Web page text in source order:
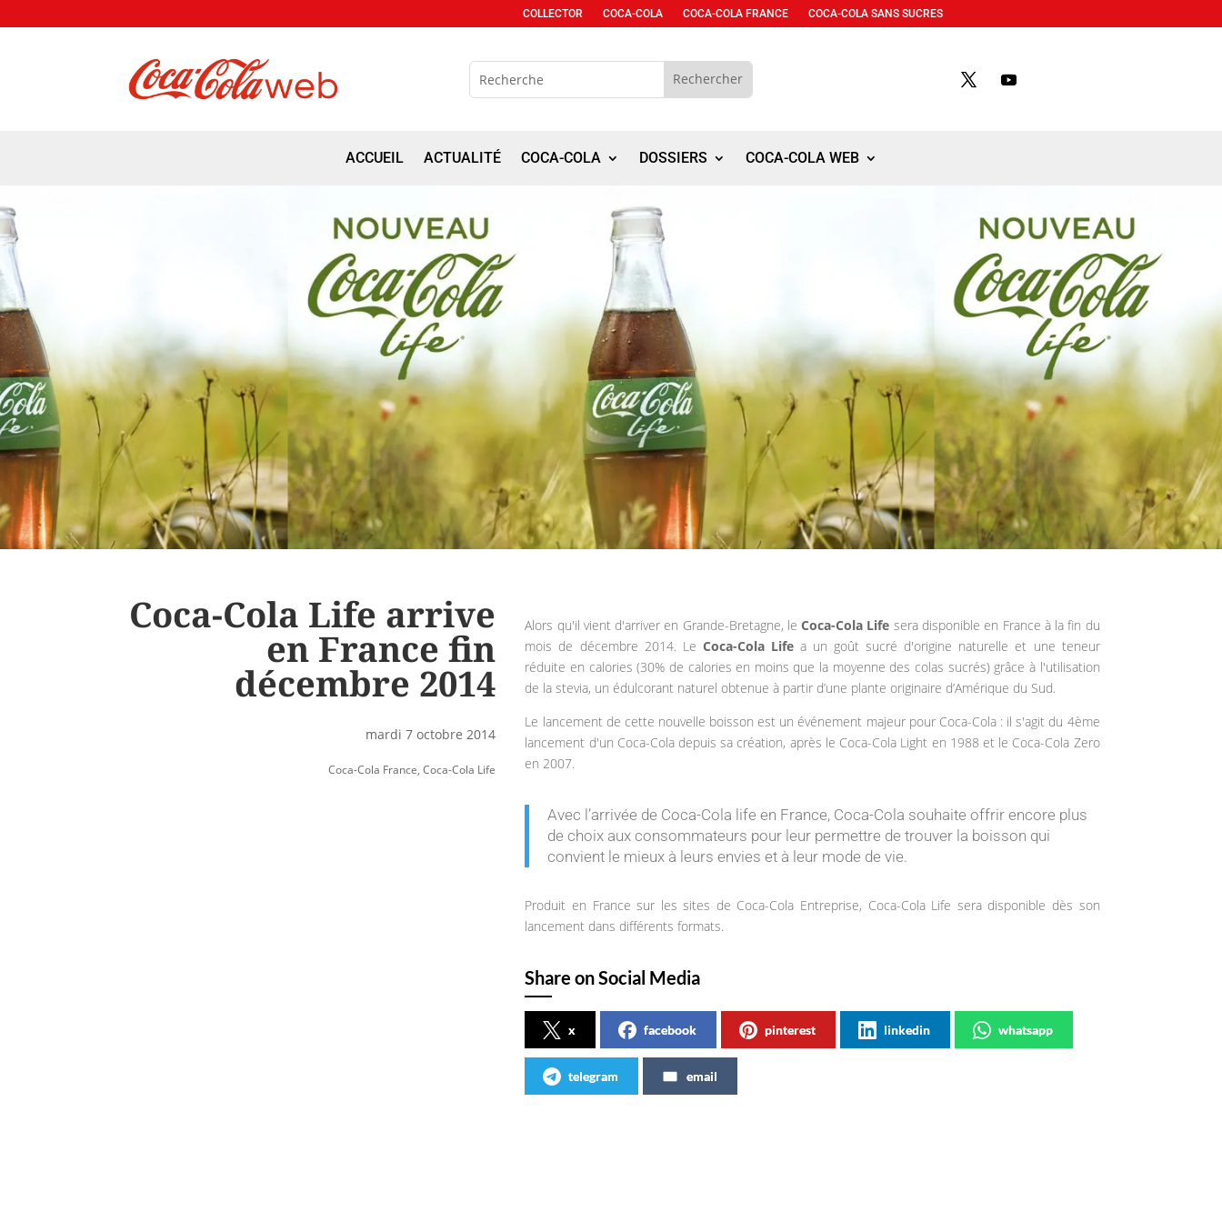
COLLECTOR COCA-COLA COCA-COLA FRANCE COCA-COLA SANS SUCRES
ACCUEIL ACTUALITÉ COCA-COLA DOSSIERS COCA-COLA WEB
Coca-Cola Life arrive
en France fin
décembre 2014
mardi 7 octobre 2014
Coca-Cola France,Coca-Cola Life
Alors qu'il vient d'arriver en Grande-Bretagne, leCoca-Cola Life sera disponible en France à la fin du
mois de décembre 2014. Le Coca-Cola Lifea un goût sucré d'origine naturelle et une teneur
réduite en calories (30% de calories en moins que la moyenne des colas sucrés) grâce à l'utilisation
de la stevia, un édulcorant naturel obtenue à partir d’une plante originaire d’Amérique du Sud.
Le lancement de cette nouvelle boisson est un événement majeur pour Coca-Cola : il s'agit du 4ème
lancement d'un Coca-Cola depuis sa création, après le Coca-Cola Light en 1988 et le Coca-Cola Zero
en 2007.
Avec l’arrivée de Coca-Cola life en France, Coca-Cola souhaite offrir encore plus
de choix aux consommateurs pour leur permettre de trouver la boisson qui
convient le mieux à leurs envies et à leur mode de vie.
Produit en France sur les sites de Coca-Cola Entreprise, Coca-Cola Life sera disponible dès son
lancement dans différents formats.
Share on Social Media
x facebook pinterest linkedin whatsapp
telegram email